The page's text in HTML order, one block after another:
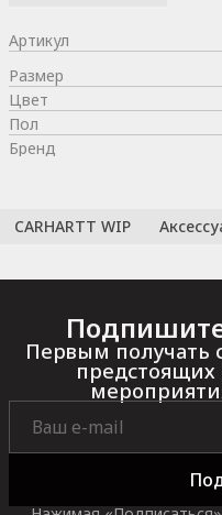
Артикул
Размер
Цвет
Пол
Бренд
CARHARTT WIP
Первым получать
предстоящих